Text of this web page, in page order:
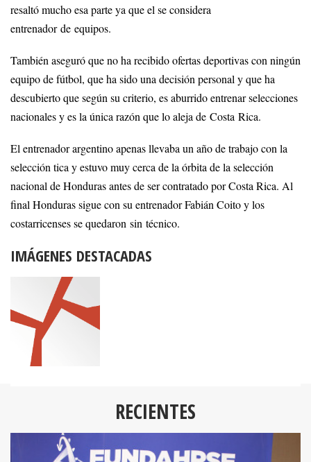
resaltó mucho esa parte ya que el se considera
entrenador de equipos.
También aseguró que no ha recibido ofertas deportivas con ningún
equipo de fútbol, que ha sido una decisión personal y que ha
descubierto que según su criterio, es aburrido entrenar selecciones
nacionales y es la única razón que lo aleja de Costa Rica.
El entrenador argentino apenas llevaba un año de trabajo con la
selección tica y estuvo muy cerca de la órbita de la selección
nacional de Honduras antes de ser contratado por Costa Rica. Al
final Honduras sigue con su entrenador Fabián Coito y los
costarricenses se quedaron sin técnico.
IMÁGENES DESTACADAS
RECIENTES